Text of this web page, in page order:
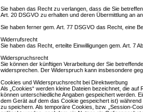
Sie haben das Recht zu verlangen, dass die Sie
Art. 20 DSGVO zu erhalten und deren Übermittlung an
Sie haben ferner gem. Art. 77 DSGVO das Recht, eine
Widerrufsrecht
Sie haben das Recht, erteilte Einwilligungen gem. Art. 7
Widerspruchsrecht
Sie können der künftigen Verarbeitung der Sie
widersprechen. Der Widerspruch kann insbesondere
Cookies und Widerspruchsrecht bei Direktwerbung
Als „Cookies“ werden kleine Dateien bezeichnet, die
können unterschiedliche Angaben gespeichert werden.
dem Gerät auf dem das Cookie gespeichert ist)
zu speichern. Als temporäre Cookies, bzw. „Session-